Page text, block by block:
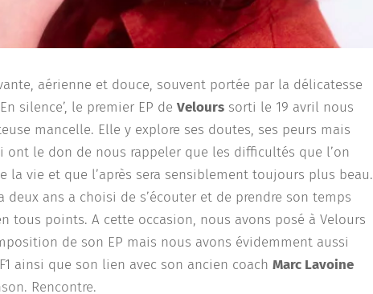
aérienne et douce, souvent portée par la délicatesse
silence’, le premier EP de Velours sorti le 19 avril nous
mancelle. Elle y explore ses doutes, ses peurs mais
ont le don de nous rappeler que les difficultés que l’on
la vie et que l’après sera sensiblement toujours plus beau.
deux ans a choisi de s’écouter et de prendre son temps
tous points. A cette occasion, nous avons posé à Velours
de son EP mais nous avons évidemment aussi
ainsi que son lien avec son ancien coach Marc Lavoine
Rencontre.